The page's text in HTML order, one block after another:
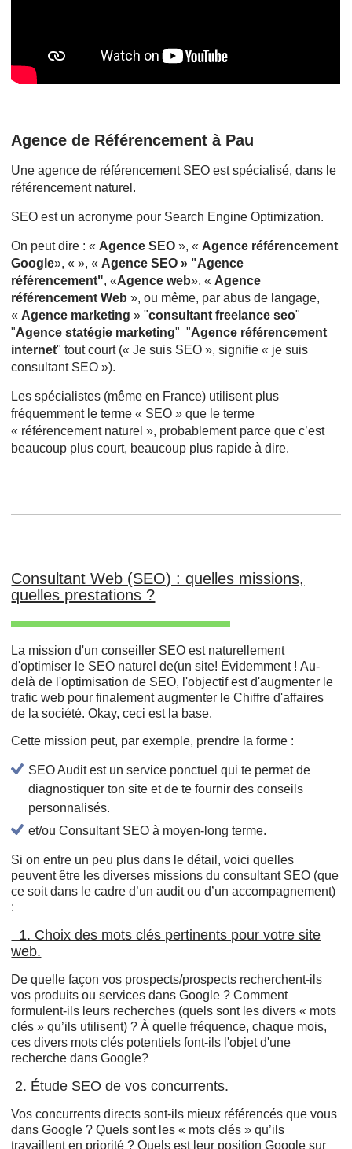
Agence de Référencement à Pau
Une agence de référencement SEO est spécialisé, dans le
référencement naturel.
SEO est un acronyme pour Search Engine Optimization.
On peut dire : « Agence SEO », « Agence référencement
Google», « », « Agence SEO » "Agence
référencement", «Agence web», « Agence
référencement Web », ou même, par abus de langage,
« Agence marketing » "consultant freelance seo"
"Agence statégie marketing" "Agence référencement
internet" tout court (« Je suis SEO », signifie « je suis
consultant SEO »).
Les spécialistes (même en France) utilisent plus
fréquemment le terme « SEO » que le terme
« référencement naturel », probablement parce que c’est
beaucoup plus court, beaucoup plus rapide à dire.
Consultant Web (SEO) : quelles missions,
quelles prestations ?
La mission d'un conseiller SEO est naturellement
d'optimiser le SEO naturel de(un site! Évidemment ! Au-
delà de l'optimisation de SEO, l'objectif est d'augmenter le
trafic web pour finalement augmenter le Chiffre d'affaires
de la société. Okay, ceci est la base.
Cette mission peut, par exemple, prendre la forme :
SEO Audit est un service ponctuel qui te permet de
diagnostiquer ton site et de te fournir des conseils
personnalisés.
et/ou Consultant SEO à moyen-long terme.
Si on entre un peu plus dans le détail, voici quelles
peuvent être les diverses missions du consultant SEO (que
ce soit dans le cadre d’un audit ou d’un accompagnement)
:
1. Choix des mots clés pertinents pour votre site
web.
De quelle façon vos prospects/prospects recherchent-ils
vos produits ou services dans Google ? Comment
formulent-ils leurs recherches (quels sont les divers « mots
clés » qu’ils utilisent) ? À quelle fréquence, chaque mois,
ces divers mots clés potentiels font-ils l'objet d'une
recherche dans Google?
2. Étude SEO de vos concurrents.
Vos concurrents directs sont-ils mieux référencés que vous
dans Google ? Quels sont les « mots clés » qu’ils
travaillent en priorité ? Quels est leur position Google sur